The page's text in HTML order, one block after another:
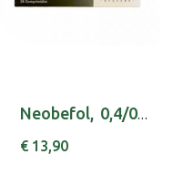
Neobefol, 0,4/0,002 mg x 28 comp
€ 13,90